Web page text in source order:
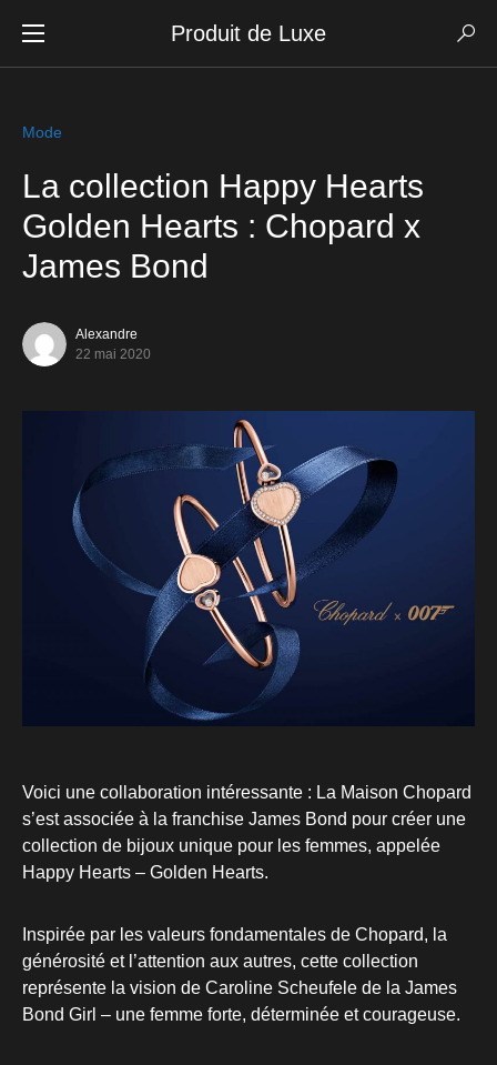
Produit de Luxe
Mode
La collection Happy Hearts
Golden Hearts : Chopard x
James Bond
Alexandre
22 mai 2020
Voici une collaboration intéressante : La Maison Chopard
s’est associée à la franchise James Bond pour créer une
collection de bijoux unique pour les femmes, appelée
Happy Hearts – Golden Hearts.
Inspirée par les valeurs fondamentales de Chopard, la
générosité et l’attention aux autres, cette collection
représente la vision de Caroline Scheufele de la James
Bond Girl – une femme forte, déterminée et courageuse.